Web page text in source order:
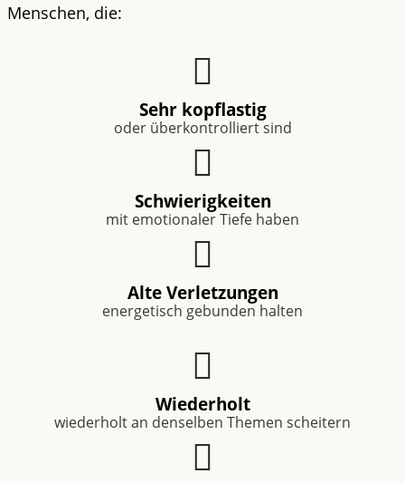
Menschen, die:
Sehr kopflastig
oder überkontrolliert sind
Schwierigkeiten
mit emotionaler Tiefe haben
Alte Verletzungen
energetisch gebunden halten
Wiederholt
wiederholt an denselben Themen scheitern